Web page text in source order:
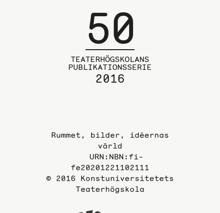
50
TEATERHÖGSKOLANS
PUBLIKATIONSSERIE
2016
Rummet, bilder, idéernas
värld
URN:NBN:fi-
fe20201221102111
© 2016 Konstuniversitetets
Teaterhögskola